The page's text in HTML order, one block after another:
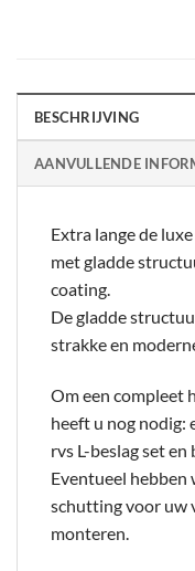
BESCHRIJVING
AANVULLENDE
Extra lange de
met gladde
coating.
De gladde
strakke en
Om een compleet
heeft u nog nodig:
rvs L-beslag set
Eventueel hebben
schutting voor uw
monteren.